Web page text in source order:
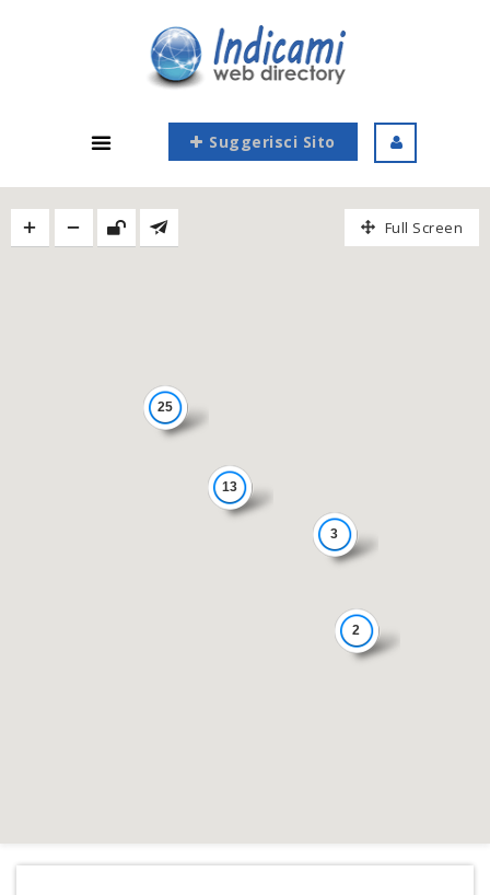
Suggerisci Sito
Full Screen
3
13
25
2